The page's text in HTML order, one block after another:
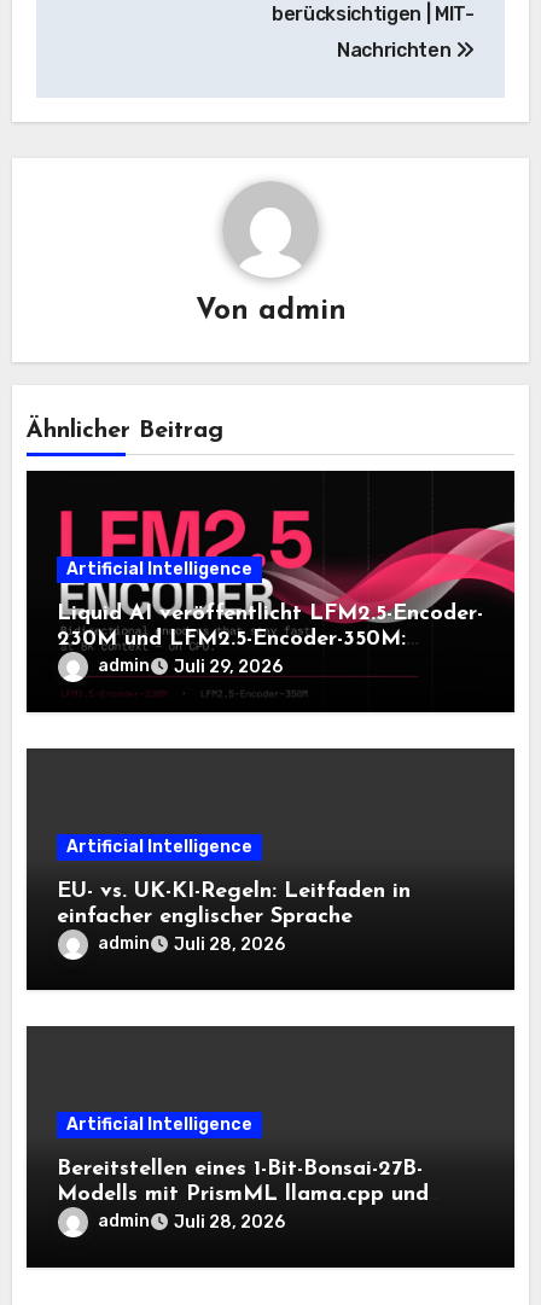
berücksichtigen | MIT-
Nachrichten
Von admin
Ähnlicher Beitrag
Artificial Intelligence
Liquid AI veröffentlicht LFM2.5-Encoder-
230M und LFM2.5-Encoder-350M:
Bidirektionale Encoder, die bei 8K-
Kontext auf der CPU schnell bleiben
admin Juli 29, 2026
Artificial Intelligence
EU- vs. UK-KI-Regeln: Leitfaden in
einfacher englischer Sprache
admin Juli 28, 2026
Artificial Intelligence
Bereitstellen eines 1-Bit-Bonsai-27B-
Modells mit PrismML llama.cpp und
OpenAI-kompatiblen lokalen Inferenz-
Workflows
admin Juli 28, 2026